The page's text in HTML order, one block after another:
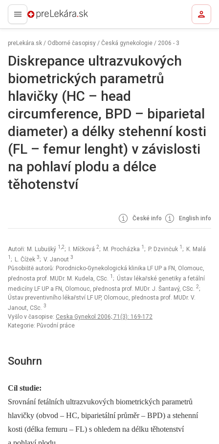
preLekára.sk
preLekára.sk / Odborné časopisy / Česká gynekologie / 2006 - 3
Diskrepance ultrazvukových
biometrických parametrů
hlavičky (HC – head
circumference, BPD – biparietal
diameter) a délky stehenní kosti
(FL – femur lenght) v závislosti
na pohlaví plodu a délce
těhotenství
České info English info
Autoři: M. Lubušký 1,2; I. Míčková 2; M. Procházka 1 ; P. Dzvinčuk 1 ; K. Malá
1 ; L. Čížek 3; V. Janout 3
Působiště autorů: Porodnicko-Gynekologická klinika LF UP a FN, Olomouc,
přednosta prof. MUDr. M. Kudela, CSc. 1 ; Ústav lékařské genetiky a fetální
medicíny LF UP a FN, Olomouc, přednosta prof. MUDr. J. Šantavý, CSc. 2;
Ústav preventivního lékařství LF UP, Olomouc, přednosta prof. MUDr. V.
Janout, CSc. 3
Vyšlo v časopise: Ceska Gynekol 2006; 71(3): 169-172
Kategorie: Původní práce
Souhrn
Cíl studie:
Srovnání fetálních ultrazvukových biometrických parametrů
hlavičky (obvod –⁠ HC, biparietální průměr –⁠ BPD) a stehenní
kosti (délka femuru –⁠ FL) s ohledem na délku těhotenství